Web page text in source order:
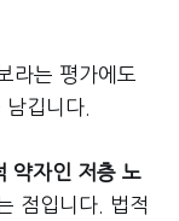
라는 평가에도
깁니다.
약자인 저층 노
점입니다. 법적